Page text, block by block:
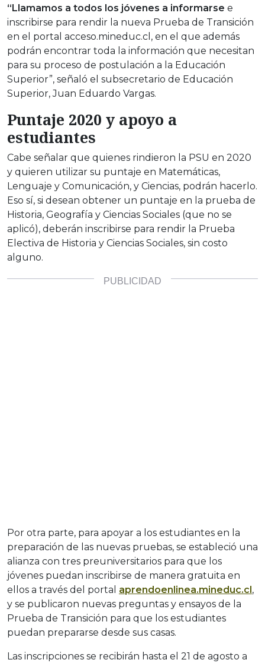
“Llamamos a todos los jóvenes a informarse e
inscribirse para rendir la nueva Prueba de Transición
en el portal acceso.mineduc.cl, en el que además
podrán encontrar toda la información que necesitan
para su proceso de postulación a la Educación
Superior”, señaló el subsecretario de Educación
Superior, Juan Eduardo Vargas.
Puntaje 2020 y apoyo a
estudiantes
Cabe señalar que quienes rindieron la PSU en 2020
y quieren utilizar su puntaje en Matemáticas,
Lenguaje y Comunicación, y Ciencias, podrán hacerlo.
Eso sí, si desean obtener un puntaje en la prueba de
Historia, Geografía y Ciencias Sociales (que no se
aplicó), deberán inscribirse para rendir la Prueba
Electiva de Historia y Ciencias Sociales, sin costo
alguno.
Por otra parte, para apoyar a los estudiantes en la
preparación de las nuevas pruebas, se estableció una
alianza con tres preuniversitarios para que los
jóvenes puedan inscribirse de manera gratuita en
ellos a través del portal aprendoenlinea.mineduc.cl,
y se publicaron nuevas preguntas y ensayos de la
Prueba de Transición para que los estudiantes
puedan prepararse desde sus casas.
Las inscripciones se recibirán hasta el 21 de agosto a